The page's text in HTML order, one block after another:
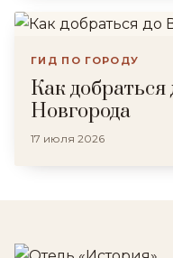
ГИД ПО ГОРОДУ
Как добраться
Новгорода
17 июля 2026